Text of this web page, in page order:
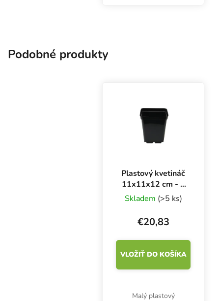
Podobné produkty
Plastový kvetináč
11x11x12 cm - 1
l, sada 100 kusov
Skladem (>5 ks)
€20,83
VLOŽIŤ DO KOŠÍKA
Malý plastový